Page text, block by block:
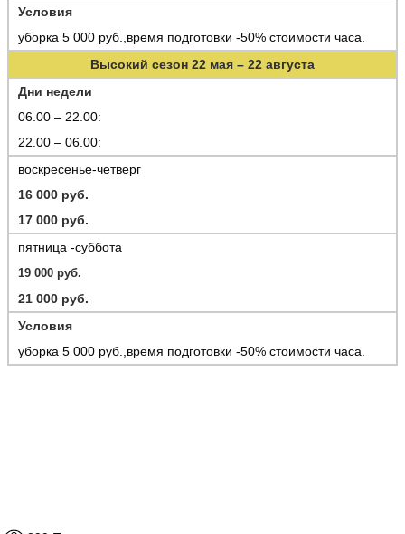
Условия
уборка 5 000 руб.,время подготовки -50% стоимости часа.
Высокий сезон 22 мая – 22 августа
Дни недели
06.00 – 22.00:
22.00 – 06.00:
воскресенье-четверг
16 000 руб.
17 000 руб.
пятница -суббота
19 000 руб.
21 000 руб.
Условия
уборка 5 000 руб.,время подготовки -50% стоимости часа.